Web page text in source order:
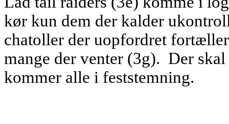
kør kun dem der kalder
chatoller der uopfordret
mange der venter (3g). Der
kommer alle i feststemning.